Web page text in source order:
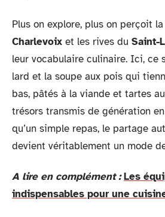
Plus on explore, plus on perçoit
Charlevoix et les rives du Saint-
leur vocabulaire culinaire. Ici, ce
lard et la soupe aux pois qui
bas, pâtés à la viande et tartes
trésors transmis de génération
qu’un simple repas, le partage
devient véritablement un mode
A lire en complément : Les
indispensables pour une